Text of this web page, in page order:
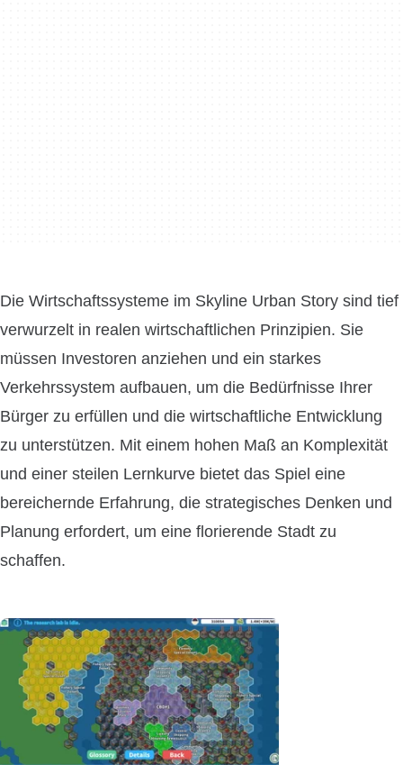
Die Wirtschaftssysteme im Skyline Urban Story sind tief
verwurzelt in realen wirtschaftlichen Prinzipien. Sie
müssen Investoren anziehen und ein starkes
Verkehrssystem aufbauen, um die Bedürfnisse Ihrer
Bürger zu erfüllen und die wirtschaftliche Entwicklung
zu unterstützen. Mit einem hohen Maß an Komplexität
und einer steilen Lernkurve bietet das Spiel eine
bereichernde Erfahrung, die strategisches Denken und
Planung erfordert, um eine florierende Stadt zu
schaffen.